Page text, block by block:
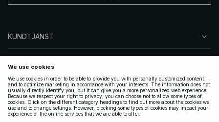
KUNDTJÄNST
FÖLJ OSS
JURIDISKT